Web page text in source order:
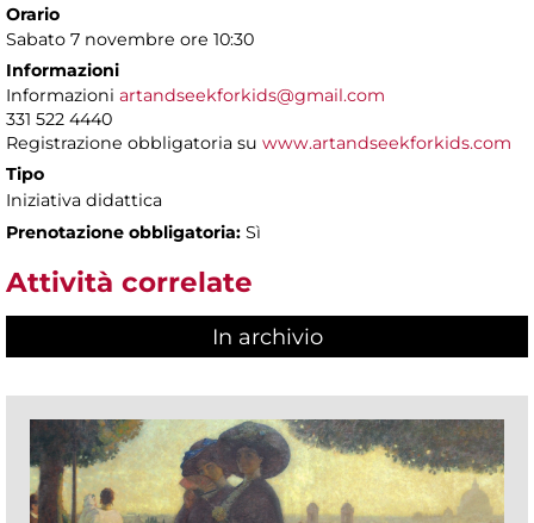
Orario
Sabato 7 novembre ore 10:30
Informazioni
Informazioni artandseekforkids@gmail.com
331 522 4440
Registrazione obbligatoria su www.artandseekforkids.com
Tipo
Iniziativa didattica
Prenotazione obbligatoria: Sì
Attività correlate
In archivio